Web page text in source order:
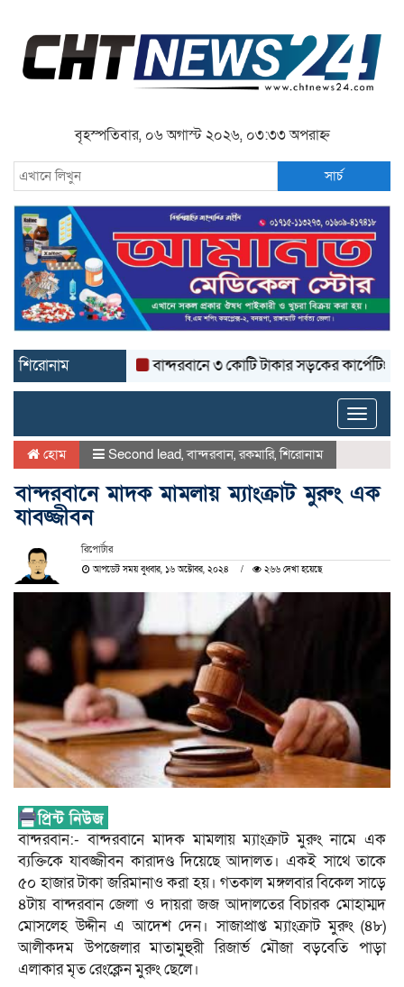
বৃহস্পতিবার, ০৬ অগাস্ট ২০২৬, ০৩:৩৩ অপরাহ্ন
সার্চ
শিরোনাম বান্দরবানে ৩ কোটি টাকার সড়কের কার্পেটিং উঠে
Toggle
হোম Second lead,বান্দরবান,রকমারি,শিরোনাম
বান্দরবানে মাদক মামলায় ম্যাংক্রাট মুরুং এক
যাবজ্জীবন
রিপোর্টার
আপডেট সময় বুধবার, ১৬ অক্টোবর, ২০২৪ ২৬৬ দেখা হয়েছে
বান্দরবান:- বান্দরবানে মাদক মামলায় ম্যাংক্রাট মুরুং নামে এক
ব্যক্তিকে যাবজ্জীবন কারাদণ্ড দিয়েছে আদালত। একই সাথে তাকে
৫০ হাজার টাকা জরিমানাও করা হয়। গতকাল মঙ্গলবার বিকেল সাড়ে
৪টায় বান্দরবান জেলা ও দায়রা জজ আদালতের বিচারক মোহাম্মদ
মোসলেহ উদ্দীন এ আদেশ দেন। সাজাপ্রাপ্ত ম্যাংক্রাট মুরুং (৪৮)
আলীকদম উপজেলার মাতামুহুরী রিজার্ভ মৌজা বড়বেতি পাড়া
এলাকার মৃত রেংক্লেন মুরুং ছেলে।